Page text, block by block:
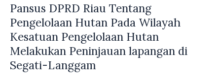
Mengingatkan
Agar
Ada
Permainan
Saat
Pansus DPRD Riau Tentang
Pengelolaan Hutan Pada Wilayah
Kesatuan Pengelolaan Hutan
Melakukan Peninjauan lapangan di
Segati-Langgam